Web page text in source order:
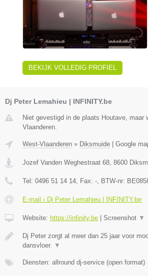
BEKIJK VOLLEDIG PROFIEL
Dj Peter Lemahieu | INFINITY.be
Niet gevestigd in de plaats Houtave, maar
Vlaanderen.
West-Vlaanderen » Diksmuide Google
Jozef Vanden Weghestraat 68, 8600
Tel: 0496 51 14 14, Fax: -, BTW-nr:
E-mail › Dj Peter Lemahieu | INFINITY.be
Website: https://infinity.be Screenshot ▼
Dj Peter zorgt al meer dan 25 jaar voor
dansvloer. ▼
Diensten: allround dj-service (open format)